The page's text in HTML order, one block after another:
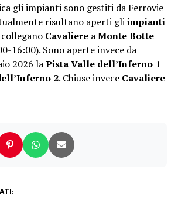
gli impianti sono gestiti da Ferrovie
risultano aperti gliimpianti
CavaliereaMonte Botte
16:00). Sono aperte invece da
2026 laPista Valle dell’Inferno 1
2. Chiuse invece Cavaliere